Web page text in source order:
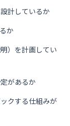
計しているか
か
）を計画してい
があるか
クする仕組みが